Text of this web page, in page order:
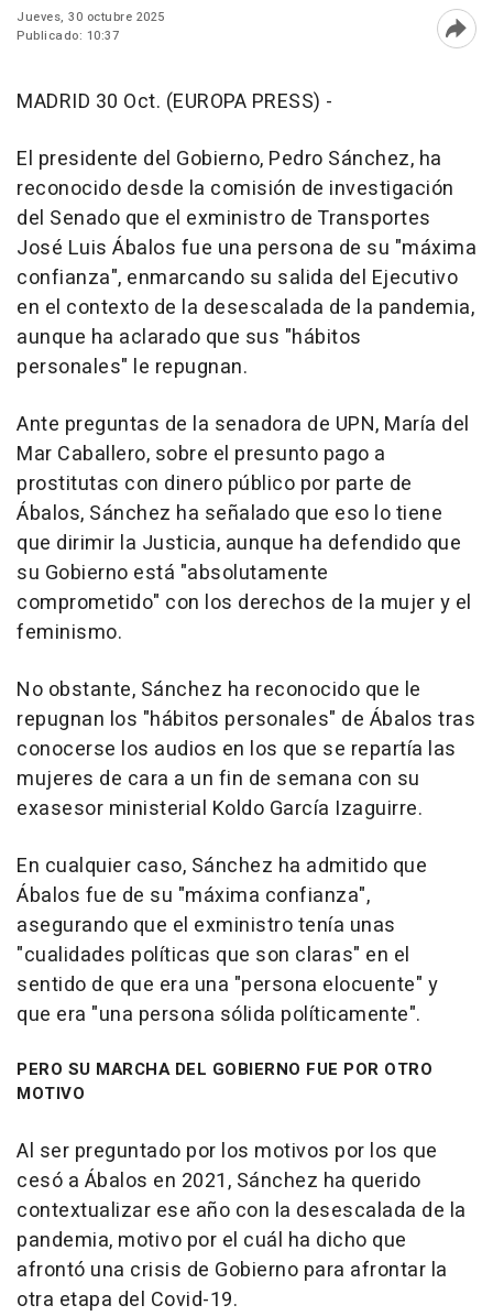
Jueves, 30 octubre 2025
Publicado: 10:37
MADRID 30 Oct. (EUROPA PRESS) -
El presidente del Gobierno, Pedro Sánchez, ha
reconocido desde la comisión de investigación
del Senado que el exministro de Transportes
José Luis Ábalos fue una persona de su "máxima
confianza", enmarcando su salida del Ejecutivo
en el contexto de la desescalada de la pandemia,
aunque ha aclarado que sus "hábitos
personales" le repugnan.
Ante preguntas de la senadora de UPN, María del
Mar Caballero, sobre el presunto pago a
prostitutas con dinero público por parte de
Ábalos, Sánchez ha señalado que eso lo tiene
que dirimir la Justicia, aunque ha defendido que
su Gobierno está "absolutamente
comprometido" con los derechos de la mujer y el
feminismo.
No obstante, Sánchez ha reconocido que le
repugnan los "hábitos personales" de Ábalos tras
conocerse los audios en los que se repartía las
mujeres de cara a un fin de semana con su
exasesor ministerial Koldo García Izaguirre.
En cualquier caso, Sánchez ha admitido que
Ábalos fue de su "máxima confianza",
asegurando que el exministro tenía unas
"cualidades políticas que son claras" en el
sentido de que era una "persona elocuente" y
que era "una persona sólida políticamente".
PERO SU MARCHA DEL GOBIERNO FUE POR OTRO
MOTIVO
Al ser preguntado por los motivos por los que
cesó a Ábalos en 2021, Sánchez ha querido
contextualizar ese año con la desescalada de la
pandemia, motivo por el cuál ha dicho que
afrontó una crisis de Gobierno para afrontar la
otra etapa del Covid-19.